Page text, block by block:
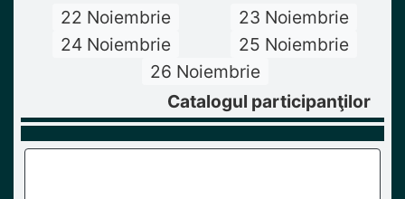
22 Noiembrie
23 Noiembrie
24 Noiembrie
25 Noiembrie
26 Noiembrie
Catalogul participanţilor